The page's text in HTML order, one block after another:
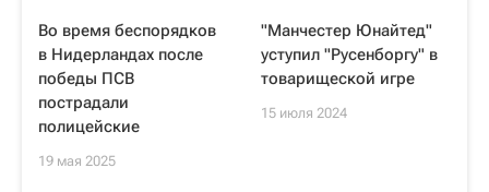
Во время беспорядков
в Нидерландах после
победы ПСВ
пострадали
полицейские
19 мая 2025
"Манчестер Юнайтед"
уступил "Русенборгу" в
товарищеской игре
15 июля 2024